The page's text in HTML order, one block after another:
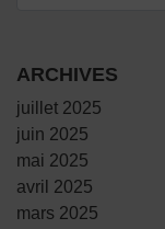
ARCHIVES
juillet 2025
juin 2025
mai 2025
avril 2025
mars 2025